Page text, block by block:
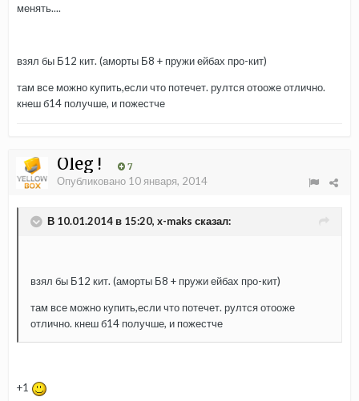
менять....
взял бы Б12 кит. (аморты Б8 + пружи ейбах про-кит)
там все можно купить,если что потечет. рултся отооже отлично.
кнеш б14 получше, и пожестче
Oleg ! 7
Опубликовано 10 января, 2014
В 10.01.2014 в 15:20, x-maks сказал:
взял бы Б12 кит. (аморты Б8 + пружи ейбах про-кит)
там все можно купить,если что потечет. рултся отооже
отлично. кнеш б14 получше, и пожестче
+1